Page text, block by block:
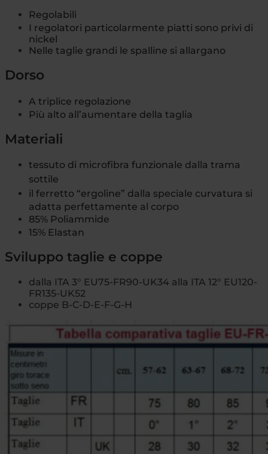
Regolabili
I regolatori particolarmente piatti sono privi di
nickel
Nelle taglie grandi le spalline si allargano
Dorso
A triplice regolazione
Più alto all’aumentare della taglia
Materiali
tessuto di microfibra funzionale dalla trama
sottile
il ferretto “ergoline” dalla speciale curvatura si
adatta perfettamente al corpo
85% Poliammide
15% Elastan
Sviluppo taglie e coppe
dalla ITA 3° EU75-FR90-UK34 alla ITA 12° EU120-
FR135-UK52
coppe B-C-D-E-F-G-H